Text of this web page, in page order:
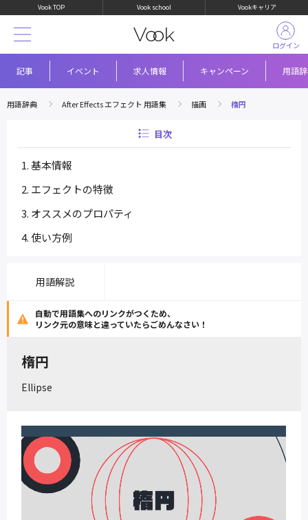
Vook TOP Vook school Vookキャリア
記事 イベント 求人情報 キャンペーン 用語
ログイン
用語辞典 After Effects エフェクト 用語集 描画 楕円
目次
基本情報
エフェクトの特徴
オススメのプロパティ
使い方例
用語解説
自動で用語集へのリンクがつくため、
リンク元の意味と違っていたらごめんなさい！
楕円
Ellipse